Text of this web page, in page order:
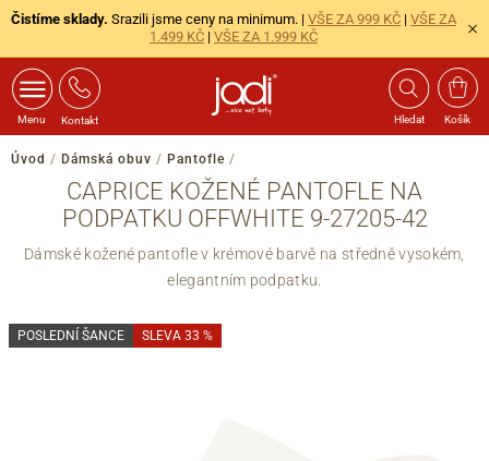
Čistíme sklady. Srazili jsme ceny na minimum. | VŠE ZA 999 KČ | VŠE ZA
1.499 KČ | VŠE ZA 1.999 KČ
Menu Kontakt Hledat Košík
Úvod / Dámská obuv / Pantofle /
CAPRICE KOŽENÉ PANTOFLE NA
PODPATKU OFFWHITE 9-27205-42
Dámské kožené pantofle v krémové barvě na středně vysokém,
elegantním podpatku.
POSLEDNÍ ŠANCE SLEVA 33 %